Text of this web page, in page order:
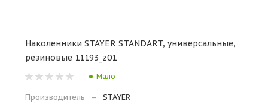
Наколенники STAYER STANDART, универсальные,
резиновые 11193_z01
Мало
Производитель —
STAYER